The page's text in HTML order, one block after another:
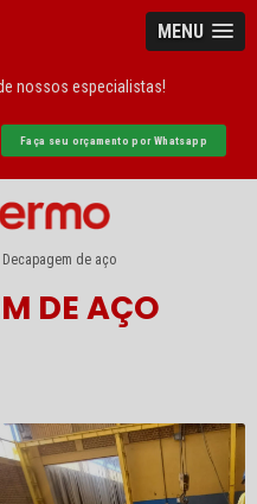
MENU
nossos especialistas!
Faça seu orçamento por Whatsapp
Decapagem de aço
DE AÇO